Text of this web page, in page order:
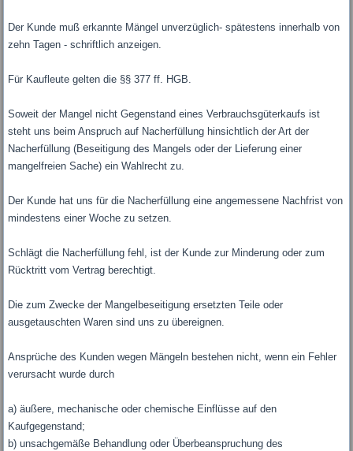
Der Kunde muß erkannte Mängel unverzüglich- spätestens innerhalb von
zehn Tagen - schriftlich anzeigen.
Für Kaufleute gelten die §§ 377 ff. HGB.
Soweit der Mangel nicht Gegenstand eines Verbrauchsgüterkaufs ist
steht uns beim Anspruch auf Nacherfüllung hinsichtlich der Art der
Nacherfüllung (Beseitigung des Mangels oder der Lieferung einer
mangelfreien Sache) ein Wahlrecht zu.
Der Kunde hat uns für die Nacherfüllung eine angemessene Nachfrist von
mindestens einer Woche zu setzen.
Schlägt die Nacherfüllung fehl, ist der Kunde zur Minderung oder zum
Rücktritt vom Vertrag berechtigt.
Die zum Zwecke der Mangelbeseitigung ersetzten Teile oder
ausgetauschten Waren sind uns zu übereignen.
Ansprüche des Kunden wegen Mängeln bestehen nicht, wenn ein Fehler
verursacht wurde durch
a) äußere, mechanische oder chemische Einflüsse auf den
Kaufgegenstand;
b) unsachgemäße Behandlung oder Überbeanspruchung des